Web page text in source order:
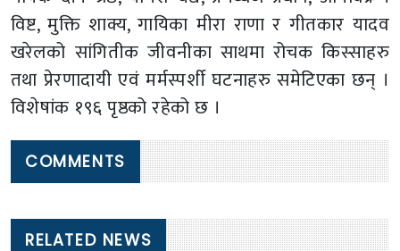
विष्ट, मुक्ति शाक्य, गायिका मीरा राणा र गीतकार यादव
खरेलको सांगितीक जीवनीका साथमा रोचक किस्साहरु
तथा प्रेरणादायी एवं मर्मस्पर्शी घटनाहरु समेटिएका छन् ।
विशेषांक १९६ पृष्ठको रहेको छ ।
COMMENTS
RELATED NEWS